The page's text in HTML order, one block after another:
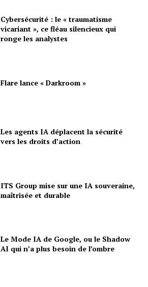
Cybersécurité : le « traumatisme
vicariant », ce fléau silencieux qui
ronge les analystes
Flare lance « Darkroom »
Les agents IA déplacent la sécurité
vers les droits d’action
ITS Group mise sur une IA souveraine,
maîtrisée et durable
Le Mode IA de Google, ou le Shadow
AI qui n’a plus besoin de l’ombre